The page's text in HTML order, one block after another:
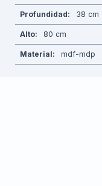
Profundidad 38
Alto 80
Material mdf-mdp